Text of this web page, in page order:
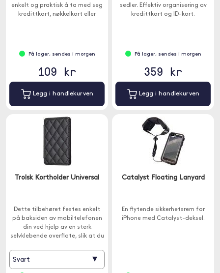
enkelt og praktisk å ta med seg
kredittkort, nøkkelkort eller
På lager, sendes i morgen
109 kr
Legg i handlekurven
sedler. Effektiv organisering av
kredittkort og ID-kort.
På lager, sendes i morgen
359 kr
Legg i handlekurven
Trolsk Kortholder Universal
Dette tilbehøret festes enkelt
på baksiden av mobiltelefonen
din ved hjelp av en sterk
selvklebende overflate, slik at du
Svart ▾
Catalyst Floating Lanyard
En flytende sikkerhetsrem for
iPhone med Catalyst-deksel.